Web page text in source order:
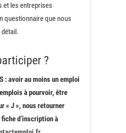
et les entreprises
questionnaire que nous
?
: avoir au moins un emploi
à pourvoir, être
« J », nous retourner
d’inscription à